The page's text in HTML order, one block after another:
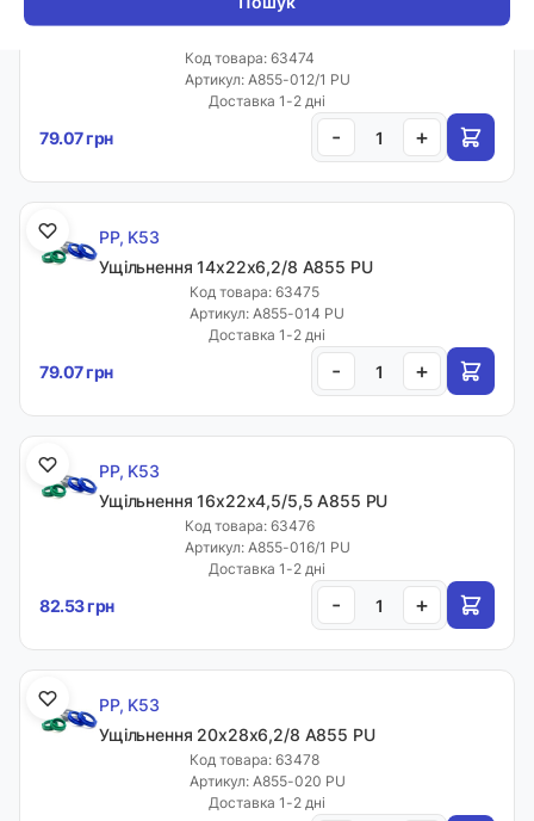
Ущільнення 12х20х6,2/8 A855 PU
Код товара: 63474
Артикул: A855-012/1 PU
Доставка 1-2 дні
79.07 грн - +
PP, K53
Ущільнення 14х22х6,2/8 A855 PU
Код товара: 63475
Артикул: A855-014 PU
Доставка 1-2 дні
79.07 грн - +
PP, K53
Ущільнення 16х22х4,5/5,5 A855 PU
Код товара: 63476
Артикул: A855-016/1 PU
Доставка 1-2 дні
82.53 грн - +
PP, K53
Ущільнення 20х28х6,2/8 A855 PU
Код товара: 63478
Артикул: A855-020 PU
Доставка 1-2 дні